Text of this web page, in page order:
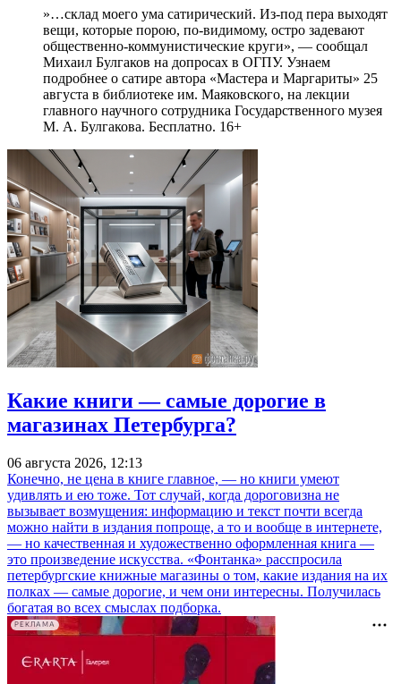
»…склад моего ума сатирический. Из-под пера выходят
вещи, которые порою, по-видимому, остро задевают
общественно-коммунистические круги», — сообщал
Михаил Булгаков на допросах в ОГПУ. Узнаем
подробнее о сатире автора «Мастера и Маргариты» 25
августа в библиотеке им. Маяковского, на лекции
главного научного сотрудника Государственного музея
М. А. Булгакова. Бесплатно. 16+
Какие книги — самые дорогие в
магазинах Петербурга?
06 августа 2026, 12:13
Конечно, не цена в книге главное, — но книги умеют
удивлять и ею тоже. Тот случай, когда дороговизна не
вызывает возмущения: информацию и текст почти всегда
можно найти в издания попроще, а то и вообще в интернете,
— но качественная и художественно оформленная книга —
это произведение искусства. «Фонтанка» расспросила
петербургские книжные магазины о том, какие издания на их
полках — самые дорогие, и чем они интересны. Получилась
богатая во всех смыслах подборка.
РЕКЛАМА